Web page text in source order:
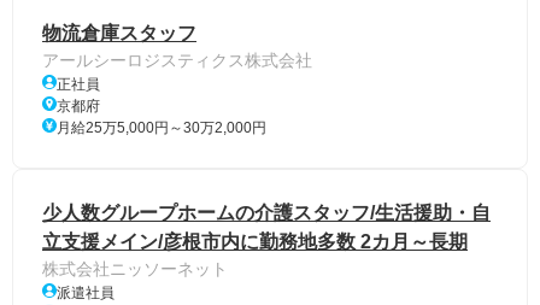
物流倉庫スタッフ
アールシーロジスティクス株式会社
正社員
京都府
月給25万5,000円～30万2,000円
少人数グループホームの介護スタッフ/生活援助・自
立支援メイン/彦根市内に勤務地多数 2カ月～長期
株式会社ニッソーネット
派遣社員